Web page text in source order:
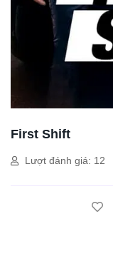
First Shift
Lượt đánh giá: 12